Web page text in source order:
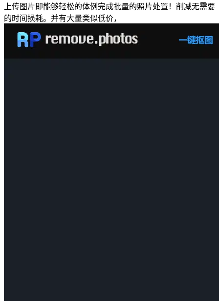
上传图片即能够轻松的体例完成批量的照片处置！削减无需要
的时间损耗。并有大量类似低价，